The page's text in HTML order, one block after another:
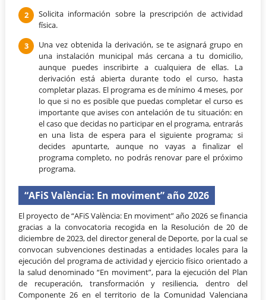
Solicita información sobre la prescripción de actividad
física.
Una vez obtenida la derivación, se te asignará grupo en
una instalación municipal más cercana a tu domicilio,
aunque puedes inscribirte a cualquiera de ellas. La
derivación está abierta durante todo el curso, hasta
completar plazas. El programa es de mínimo 4 meses, por
lo que si no es posible que puedas completar el curso es
importante que avises con antelación de tu situación: en
el caso que decidas no participar en el programa, entrarás
en una lista de espera para el siguiente programa; si
decides apuntarte, aunque no vayas a finalizar el
programa completo, no podrás renovar pare el próximo
programa.
“AFiS València: En moviment” año 2026
El proyecto de “AFiS València: En moviment” año 2026 se financia
gracias a la convocatoria recogida en la Resolución de 20 de
diciembre de 2023, del director general de Deporte, por la cual se
convocan subvenciones destinadas a entidades locales para la
ejecución del programa de actividad y ejercicio físico orientado a
la salud denominado “En moviment”, para la ejecución del Plan
de recuperación, transformación y resiliencia, dentro del
Componente 26 en el territorio de la Comunidad Valenciana